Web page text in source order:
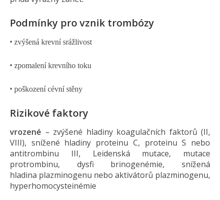
Podmínky pro vznik trombózy
• zvýšená krevní srážlivost
• zpomalení krevního toku
• poškození cévní stěny
Rizikové faktory
vrozené – zvýšené hladiny koagulačních faktorů (II,
VIII), snížené hladiny proteinu C, proteinu S nebo
antitrombinu III, Leidenská mutace, mutace
protrombinu, dysfi brinogenémie, snížená
hladina plazminogenu nebo aktivátorů plazminogenu,
hyperhomocysteinémie